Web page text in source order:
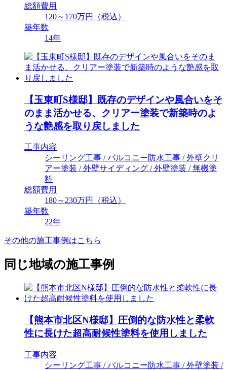
総額費用
120～170万円（税込）
築年数
14年
【玉東町S様邸】既存のデザインや風合いをそ
のまま活かせる、クリアー塗装で新築時のよ
うな艶感を取り戻しました
工事内容
シーリング工事 / バルコニー防水工事 / 外壁クリ
アー塗装 / 外壁サイディング / 外壁塗装 / 無機塗
料
総額費用
180～230万円（税込）
築年数
22年
その他の施工事例はこちら
同じ地域の施工事例
【熊本市北区N様邸】圧倒的な防水性と柔軟
性に長けた超高耐候性塗料を使用しました
工事内容
シーリング工事 / バルコニー防水工事 / 外壁塗装 /